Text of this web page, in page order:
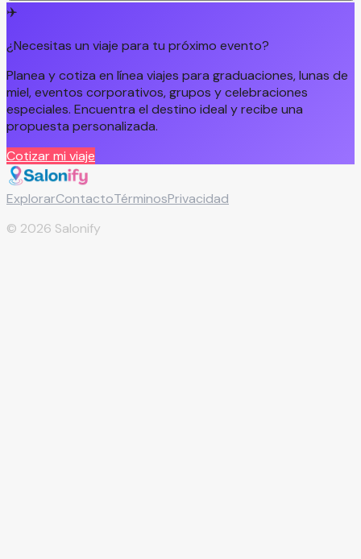
✈️
¿Necesitas un viaje para tu próximo evento?
Planea y cotiza en línea viajes para graduaciones, lunas de
miel, eventos corporativos, grupos y celebraciones
especiales. Encuentra el destino ideal y recibe una
propuesta personalizada.
Cotizar mi viaje
ExplorarContactoTérminosPrivacidad
© 2026 Salonify